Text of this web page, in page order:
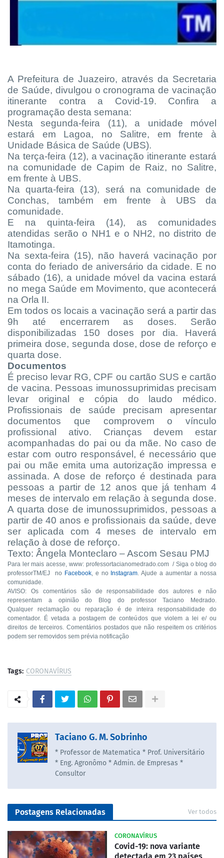
A Prefeitura de Juazeiro, através da Secretaria
de Saúde, divulgou o cronograma de vacinação
itinerante contra a Covid-19. Confira a
programação desta semana:
Nesta segunda-feira (11), a unidade móvel
estará em Lagoa, no Salitre, em frente à
Unidade Básica de Saúde (UBS).
Na terça-feira (12), a vacinação itinerante estará
na comunidade de Capim de Raiz, no Salitre,
em frente à UBS.
Na quarta-feira (13), será na comunidade de
Conchas, também em frente à UBS da
comunidade.
E na quinta-feira (14), as comunidades
atendidas serão o NH1 e o NH2, no distrito de
Itamotinga.
Na sexta-feira (15), não haverá vacinação por
conta do feriado de aniversário da cidade. E no
sábado (16), a unidade móvel da vacina estará
no mega Saúde em Movimento, que acontecerá
na Orla II.
Em todos os locais a vacinação será a partir das
9h até encerrarem as doses. Serão
disponibilizadas 150 doses por dia. Haverá
primeira dose, segunda dose, dose de reforço e
quarta dose.
Documentos
É preciso levar RG, CPF ou cartão SUS e cartão
de vacina. Pessoas imunossuprimidas precisam
levar original e cópia do laudo médico.
Profissionais de saúde precisam apresentar
documentos que comprovem o vínculo
profissional ativo. Crianças devem estar
acompanhadas do pai ou da mãe. No caso de
estar com outro responsável, é necessário que
pai ou mãe emita uma autorização impressa e
assinada. A dose de reforço é destinada para
pessoas a partir de 12 anos que já tenham 4
meses de intervalo em relação à segunda dose.
A quarta dose de imunossuprimidos, pessoas a
partir de 40 anos e profissionais da saúde, deve
ser aplicada com 4 meses de intervalo em
relação à dose de reforço.
Texto: Ângela Monteclaro – Ascom Sesau PMJ
Para ler mais acesse, www: professortacianomedrado.com / Siga o blog do
professorTM/EJ no Facebook, e no Instagram. Ajude a aumentar a nossa
comunidade.
AVISO: Os comentários são de responsabilidade dos autores e não
representam a opinião do Blog do professor Taciano Medrado.
Qualquer reclamação ou reparação é de inteira responsabilidade do
comentador. É vetada a postagem de conteúdos que violem a lei e/ ou
direitos de terceiros. Comentários postados que não respeitem os critérios
podem ser removidos sem prévia notificação
Tags: CORONAVÍRUS
Taciano G. M. Sobrinho
* Professor de Matematica * Prof. Universitário
* Eng. Agronômo * Admin. de Empresas *
Consultor
Postagens Relacionadas Ver todos
CORONAVÍRUS
Covid-19: nova variante